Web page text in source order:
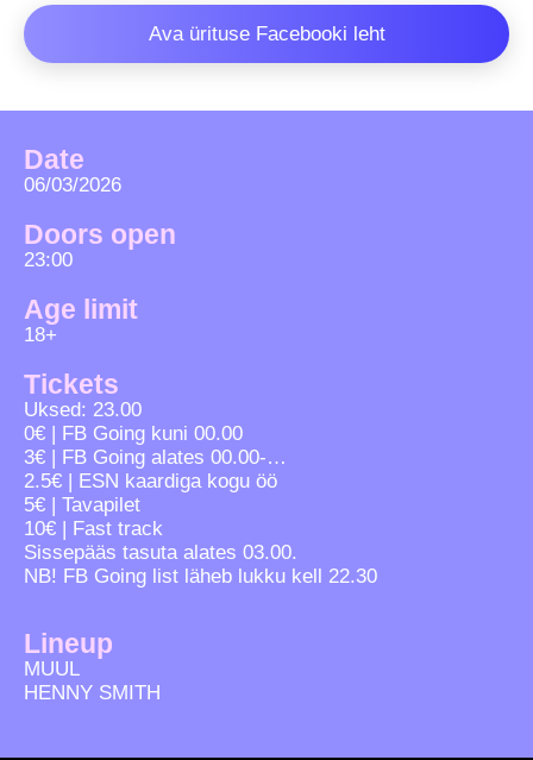
Ava ürituse Facebooki leht
Date
06/03/2026
Doors open
23:00
Age limit
18+
Tickets
Uksed: 23.00
0€ | FB Going kuni 00.00
3€ | FB Going alates 00.00-…
2.5€ | ESN kaardiga kogu öö
5€ | Tavapilet
10€ | Fast track
Sissepääs tasuta alates 03.00.
NB! FB Going list läheb lukku kell 22.30
Lineup
MUUL
HENNY SMITH